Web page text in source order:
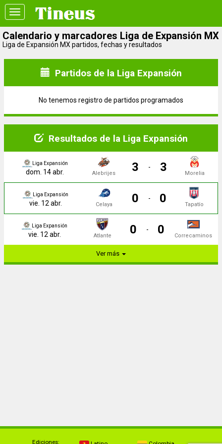
Toggle
navigation
Calendario y marcadores Liga de Expansión MX
Liga de Expansión MX partidos, fechas y resultados
Partidos de la Liga Expansión
No tenemos registro de partidos programados
Resultados de la Liga Expansión
Liga Expansión
dom. 14 abr. Alebrijes 3 - 3 Morelia
Liga Expansión
vie. 12 abr. Celaya 0 - 0 Tapatío
Liga Expansión
vie. 12 abr. Atlante 0 - 0 Correcaminos
Ver más
Ediciones: